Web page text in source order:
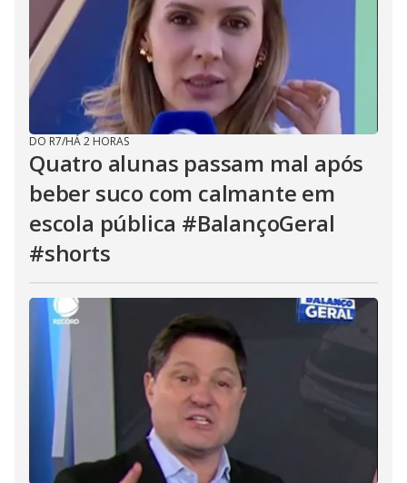
DO R7/HÁ 2 HORAS
Quatro alunas passam mal após
beber suco com calmante em
escola pública #BalançoGeral
#shorts